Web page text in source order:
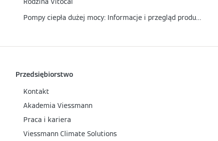
Pompy ciepła dużej mocy: Informacje i przegląd produktów
Przedsiębiorstwo
Kontakt
Akademia Viessmann
Praca i kariera
Viessmann Climate Solutions